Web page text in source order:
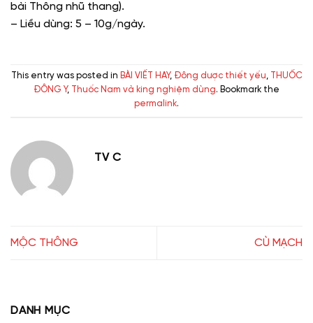
bài Thông nhũ thang).
– Liều dùng: 5 – 10g/ngày.
This entry was posted in BÀI VIẾT HAY, Đông dược thiết yếu,
THUỐC
ĐÔNG Y, Thuốc Nam và king nghiệm dùng. Bookmark the
permalink.
TV C
MỘC THÔNG CÙ MẠCH
DANH MỤC